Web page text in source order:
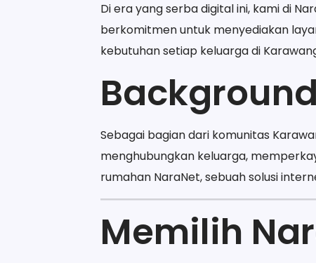
Di era yang serba digital ini, kami di
berkomitmen untuk menyediakan
kebutuhan setiap keluarga di
Background
Sebagai bagian dari komunitas
menghubungkan keluarga,
rumahan NaraNet, sebuah solusi
Memilih